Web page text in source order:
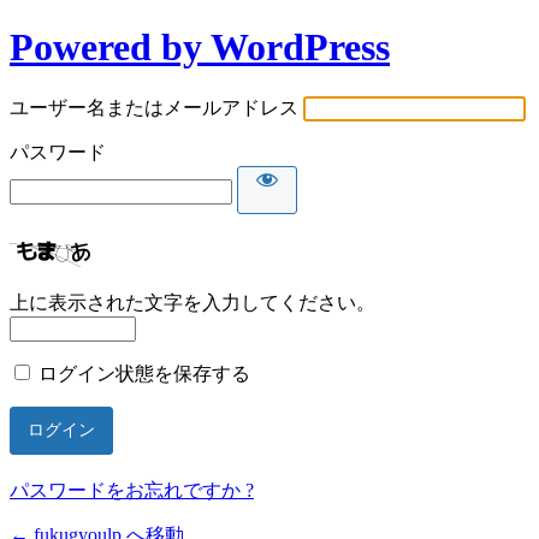
Powered by WordPress
ユーザー名またはメールアドレス
パスワード
上に表示された文字を入力してください。
ログイン状態を保存する
パスワードをお忘れですか ?
← fukugyoulp へ移動